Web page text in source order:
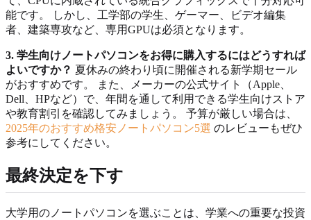
能です。 しかし、工学部の学生、ゲーマー、ビデオ編集
者、建築専攻など、専用GPUは必須となります。
3. 学生向けノートパソコンをお得に購入するにはどうすれば
よいですか？ 夏休みの終わり頃に開催される新学期セール
がおすすめです。 また、メーカーの公式サイト（Apple、
Dell、HPなど）で、年間を通して利用できる学生向けストア
や教育割引を確認してみましょう。 予算が厳しい場合は、
2025年のおすすめ格安ノートパソコン5選 のレビューもぜひ
参考にしてください。
最終決定を下す
大学用のノートパソコンを選ぶことは、学業への重要な投資